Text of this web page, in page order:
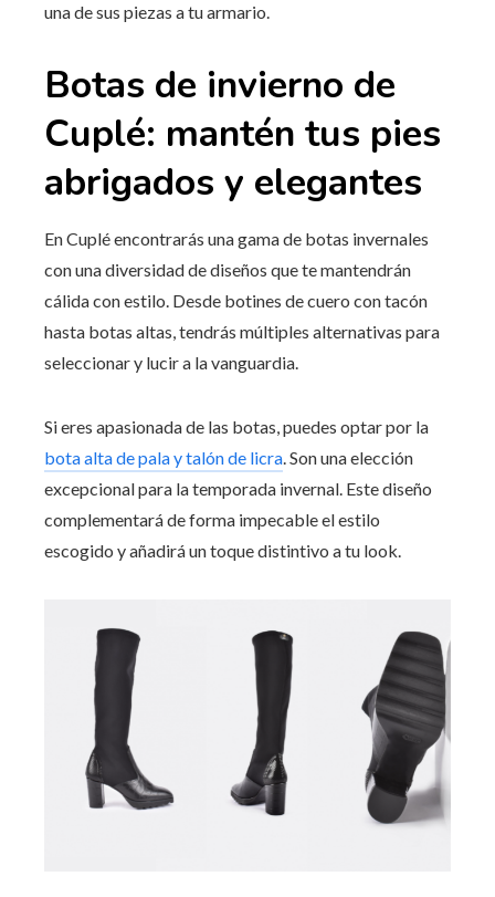
una de sus piezas a tu armario.
Botas de invierno de
Cuplé: mantén tus pies
abrigados y elegantes
En Cuplé encontrarás una gama de botas invernales
con una diversidad de diseños que te mantendrán
cálida con estilo. Desde botines de cuero con tacón
hasta botas altas, tendrás múltiples alternativas para
seleccionar y lucir a la vanguardia.
Si eres apasionada de las botas, puedes optar por la
bota alta de pala y talón de licra. Son una elección
excepcional para la temporada invernal. Este diseño
complementará de forma impecable el estilo
escogido y añadirá un toque distintivo a tu look.